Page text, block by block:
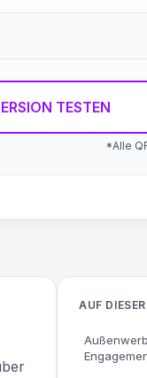
TESTEN
*Alle
AUF